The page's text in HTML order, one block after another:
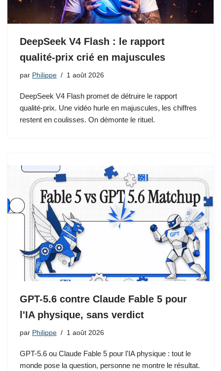
DeepSeek V4 Flash : le rapport
qualité-prix crié en majuscules
par Philippe 1 août 2026
DeepSeek V4 Flash promet de détruire le rapport
qualité-prix. Une vidéo hurle en majuscules, les chiffres
restent en coulisses. On démonte le rituel.
GPT-5.6 contre Claude Fable 5 pour
l'IA physique, sans verdict
par Philippe 1 août 2026
GPT-5.6 ou Claude Fable 5 pour l'IA physique : tout le
monde pose la question, personne ne montre le résultat.